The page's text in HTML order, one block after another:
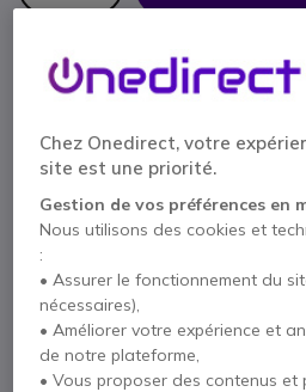
DEVIS EN 4
100+ produits en stock
Livraison :5-7 jours
2 ans de garantie
Chez Onedirect, votre
site est une priorité.
Gestion de vos préférences en
Nous utilisons des cookies et
:
• Assurer le fonctionnement du
nécessaires),
• Améliorer votre expérience et
de notre plateforme,
• Vous proposer des contenus et